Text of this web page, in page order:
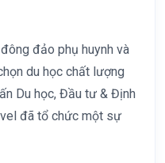
đảo phụ huynh và
du học chất lượng
Du học, Đầu tư & Định
đã tổ chức một sự